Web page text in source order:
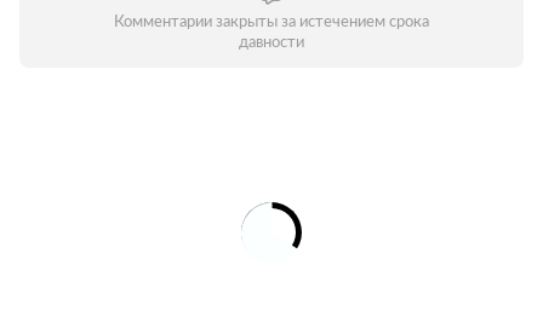
Комментарии закрыты за истечением срока
давности